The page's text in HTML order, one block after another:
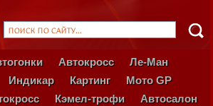
Автокросс
Ле-Ман
Индикар Картинг
Мото GP
Кэмел-трофи
Автосалон